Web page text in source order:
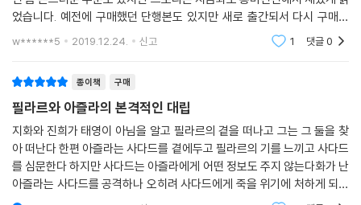
었습니다. 예전에 구매했던 단행본도 있지만 새로 출간되서 다시 구매할
수 있어서 좋았고 다른 명작들도 다시 볼 수 있으면 좋겠네요. 잘 봤습니다.
w******5 2019.12.24. 신고 1 댓글0
종이책 구매
필라르와 아즐라의 본격적인 대립
지화와 진희가 태영이 아님을 알고 필라르의 곁을 떠나고 그는 그 둘을 찾
아 떠난다 한편 아즐라는 사다드를 곁에두고 필라르의 기를 느끼고 사다드
를 심문한다 하지만 사다드는 아즐라에게 어떤 정보도 주지 않는다화가 난
아즐라는 사다드를 공격하나 오히려 사다드에게 죽을 위기에 처하게 되나
사다드는 자신의 능력을 이용해 다시 아즐라를 살려준다왜 그런 행동을 했